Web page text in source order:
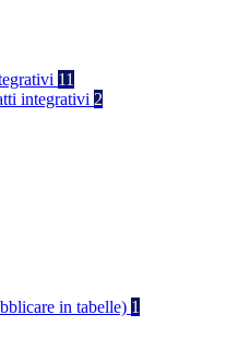
11
integrativi 2
in tabelle) 1